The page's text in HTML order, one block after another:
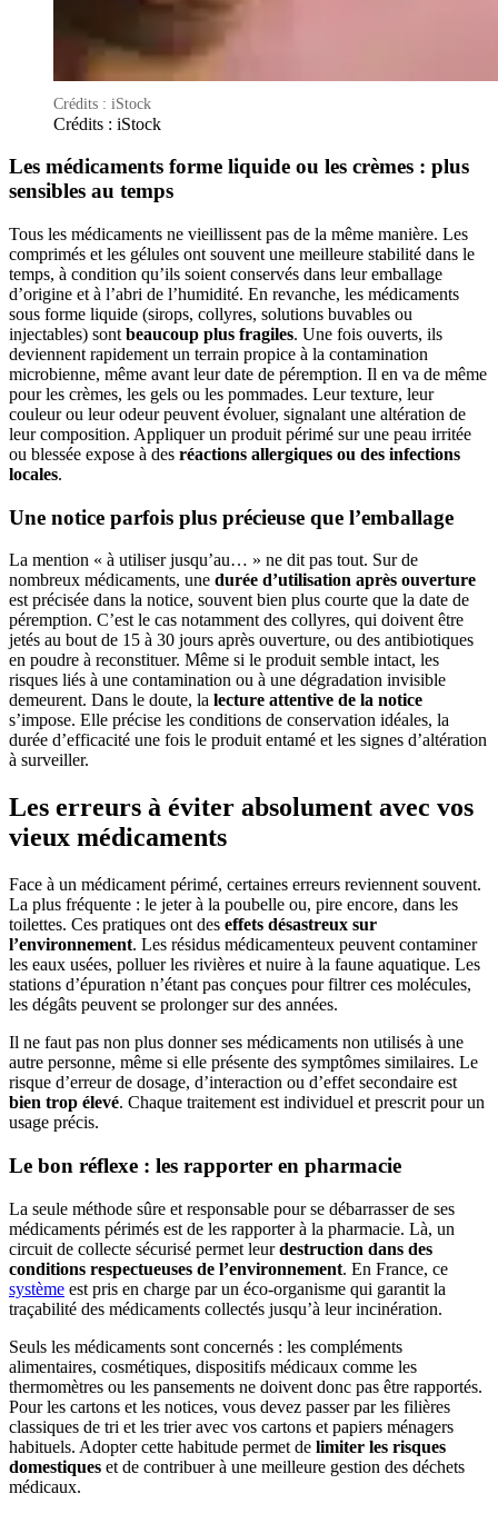
Crédits : iStock
Crédits : iStock
Les médicaments forme liquide ou les crèmes : plus
sensibles au temps
Tous les médicaments ne vieillissent pas de la même manière. Les
comprimés et les gélules ont souvent une meilleure stabilité dans le
temps, à condition qu’ils soient conservés dans leur emballage
d’origine et à l’abri de l’humidité. En revanche, les médicaments
sous forme liquide (sirops, collyres, solutions buvables ou
injectables) sont beaucoup plus fragiles. Une fois ouverts, ils
deviennent rapidement un terrain propice à la contamination
microbienne, même avant leur date de péremption. Il en va de même
pour les crèmes, les gels ou les pommades. Leur texture, leur
couleur ou leur odeur peuvent évoluer, signalant une altération de
leur composition. Appliquer un produit périmé sur une peau irritée
ou blessée expose à des réactions allergiques ou des infections
locales.
Une notice parfois plus précieuse que l’emballage
La mention « à utiliser jusqu’au… » ne dit pas tout. Sur de
nombreux médicaments, une durée d’utilisation après ouverture
est précisée dans la notice, souvent bien plus courte que la date de
péremption. C’est le cas notamment des collyres, qui doivent être
jetés au bout de 15 à 30 jours après ouverture, ou des antibiotiques
en poudre à reconstituer. Même si le produit semble intact, les
risques liés à une contamination ou à une dégradation invisible
demeurent. Dans le doute, la lecture attentive de la notice
s’impose. Elle précise les conditions de conservation idéales, la
durée d’efficacité une fois le produit entamé et les signes d’altération
à surveiller.
Les erreurs à éviter absolument avec vos
vieux médicaments
Face à un médicament périmé, certaines erreurs reviennent souvent.
La plus fréquente : le jeter à la poubelle ou, pire encore, dans les
toilettes. Ces pratiques ont des effets désastreux sur
l’environnement. Les résidus médicamenteux peuvent contaminer
les eaux usées, polluer les rivières et nuire à la faune aquatique. Les
stations d’épuration n’étant pas conçues pour filtrer ces molécules,
les dégâts peuvent se prolonger sur des années.
Il ne faut pas non plus donner ses médicaments non utilisés à une
autre personne, même si elle présente des symptômes similaires. Le
risque d’erreur de dosage, d’interaction ou d’effet secondaire est
bien trop élevé. Chaque traitement est individuel et prescrit pour un
usage précis.
Le bon réflexe : les rapporter en pharmacie
La seule méthode sûre et responsable pour se débarrasser de ses
médicaments périmés est de les rapporter à la pharmacie. Là, un
circuit de collecte sécurisé permet leurdestruction dans des
conditions respectueuses de l’environnement. En France, ce
système est pris en charge par un éco-organisme qui garantit la
traçabilité des médicaments collectés jusqu’à leur incinération.
Seuls les médicaments sont concernés : les compléments
alimentaires, cosmétiques, dispositifs médicaux comme les
thermomètres ou les pansements ne doivent donc pas être rapportés.
Pour les cartons et les notices, vous devez passer par les filières
classiques de tri et les trier avec vos cartons et papiers ménagers
habituels. Adopter cette habitude permet de limiter les risques
domestiques et de contribuer à une meilleure gestion des déchets
médicaux.